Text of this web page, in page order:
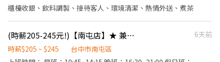
櫃檯收銀、飲料調製、接待客人、環境清潔、熱情外送、煮茶
(時薪205-245元!)【南屯店】★ 兼職內場廚助｜彈性排班｜無經驗可｜復職同仁、寒暑假打工
6天前
時薪$205 ~ $245
台中市南屯區